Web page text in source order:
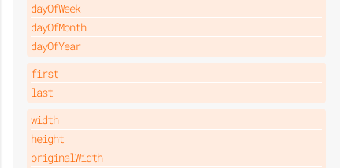
dayOfWeek
dayOfMonth
dayOfYear
first
last
width
height
originalWidth